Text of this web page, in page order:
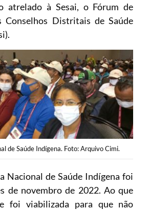
atrelado à Sesai, o Fórum de
Conselhos Distritais de Saúde
de Saúde Indígena. Foto: Arquivo Cimi.
Nacional de Saúde Indígena foi
de novembro de 2022. Ao que
foi viabilizada para que não